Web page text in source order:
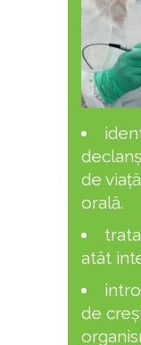
de
orală.
atât
de